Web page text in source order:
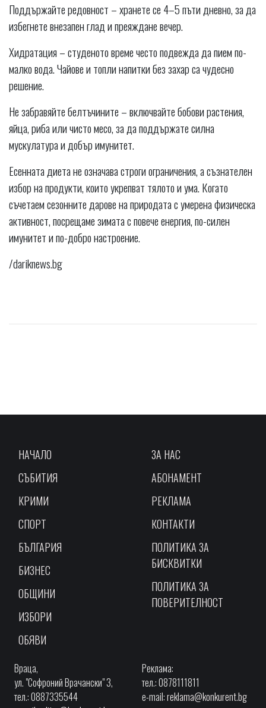
Поддържайте редовност – хранете се 4–5 пъти дневно, за да
избегнете внезапен глад и преяждане вечер.
Хидратация – студеното време често подвежда да пием по-
малко вода. Чайове и топли напитки без захар са чудесно
решение.
Не забравяйте белтъчините – включвайте бобови растения,
яйца, риба или чисто месо, за да поддържате силна
мускулатура и добър имунитет.
Есенната диета не означава строги ограничения, а съзнателен
избор на продукти, които укрепват тялото и ума. Когато
съчетаем сезонните дарове на природата с умерена физическа
активност, посрещаме зимата с повече енергия, по-силен
имунитет и по-добро настроение.
/dariknews.bg
НАЧАЛО
СЪБИТИЯ
КРИМИ
СПОРТ
БЪЛГАРИЯ
БИЗНЕС
ОБЩИНИ
ИЗБОРИ
ОБЯВИ
ЗА НАС
АБОНАМЕНТ
РЕКЛАМА
КОНТАКТИ
ПОЛИТИКА ЗА
БИСКВИТКИ
ПОЛИТИКА ЗА
ПОВЕРИТЕЛНОСТ
Враца,
ул. "Софроний Врачански" 3,
тел.: 0887335544
Реклама:
тел.: 0878111811
e-mail:reklama@konkurent.bg